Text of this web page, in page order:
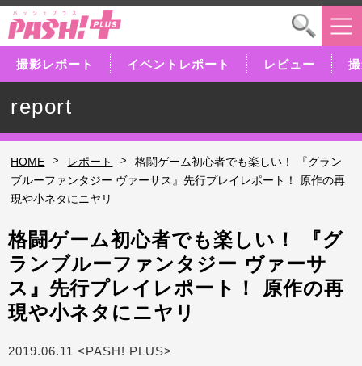
撮影レポート イベントレポート レビュー
report
HOME > レポート >
格闘ゲーム初心者でも楽しい！ 『グラン
ブルーファンタジー ヴァーサス』先行プレイレポート！ 原作の再
現や小ネタにニヤリ
格闘ゲーム初心者でも楽しい！ 『グ
ランブルーファンタジー ヴァーサ
ス』先行プレイレポート！ 原作の再
現や小ネタにニヤリ
2019.06.11 <PASH! PLUS>